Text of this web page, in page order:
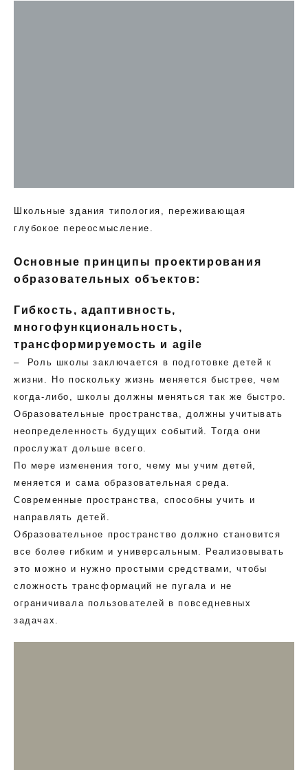
Школьные здания типология, переживающая
глубокое переосмысление.
Основные принципы проектирования
образовательных объектов:
Гибкость, адаптивность,
многофункциональность,
трансформируемость и agile
– Роль школы заключается в подготовке детей к
жизни. Но поскольку жизнь меняется быстрее, чем
когда-либо, школы должны меняться так же быстро.
Образовательные пространства, должны учитывать
неопределенность будущих событий. Тогда они
прослужат дольше всего.
По мере изменения того, чему мы учим детей,
меняется и сама образовательная среда.
Современные пространства, способны учить и
направлять детей.
Образовательное пространство должно становится
все более гибким и универсальным. Реализовывать
это можно и нужно простыми средствами, чтобы
сложность трансформаций не пугала и не
ограничивала пользователей в повседневных
задачах.